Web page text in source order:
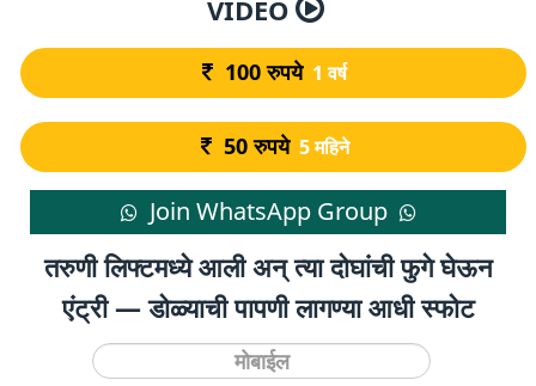
VIDEO
100 रुपये 1 वर्ष
50 रुपये 5 महिने
Join WhatsApp Group
तरुणी लिफ्टमध्ये आली अन् त्या दोघांची फुगे घेऊन
एंट्री — डोळ्याची पापणी लागण्या आधी स्फोट